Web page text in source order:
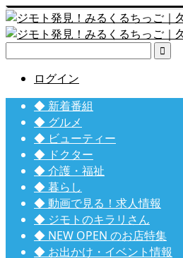

ログイン
◆ 新着番組
◆ グルメ
◆ ビューティー
◆ ドクター
◆ 介護・福祉
◆ 暮らし
◆ 動画で見る！求人情報
◆ ジモトのキラリさん
◆ NEW OPEN のお店特集
◆ お出かけ・イベント情報